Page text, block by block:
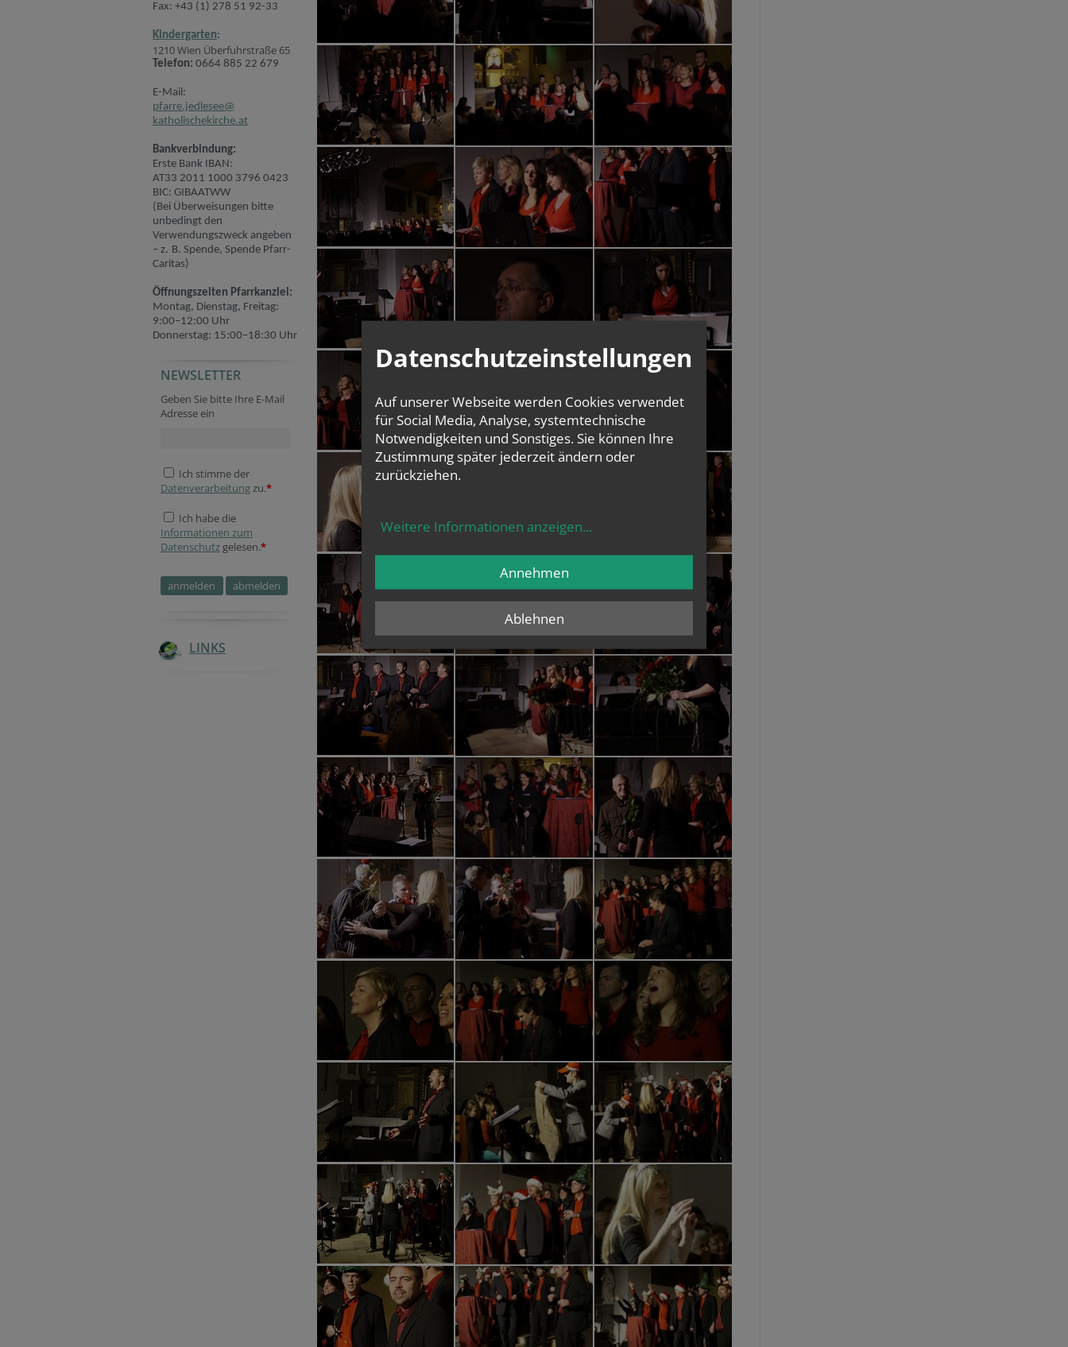
Fax: +43 (1) 278 51 92-33
Kindergarten:
1210 Wien Überfuhrstraße 65
Telefon: 0664 885 22 679
E-Mail:
pfarre.jedlesee@
katholischekirche.at
Bankverbindung:
Erste Bank IBAN:
AT33 2011 1000 3796 0423
BIC: GIBAATWW
(Bei Überweisungen bitte
unbedingt den
Verwendungszweck angeben
– z. B. Spende, Spende Pfarr-
Caritas)
Öffnungszeiten Pfarrkanzlei:
Montag, Dienstag, Freitag:
9:00–12:00 Uhr
Donnerstag: 15:00–18:30 Uhr
Company website
Reference
Company website
Fax
Reference
Verification code
Session ID
NEWSLETTER
Geben Sie bitte Ihre E-Mail
Adresse ein
Ich stimme der
Datenverarbeitungzu.*
Ich habe die
Informationen zum
Datenschutz gelesen.*
LINKS
Datenschutzeinstellungen
Auf unserer Webseite werden Cookies verwendet
für Social Media, Analyse, systemtechnische
Notwendigkeiten und Sonstiges. Sie können Ihre
Zustimmung später jederzeit ändern oder
zurückziehen.
Weitere Informationen anzeigen...
Ablehnen
Annehmen